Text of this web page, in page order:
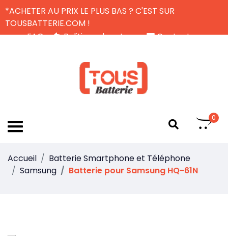
*ACHETER AU PRIX LE PLUS BAS ? C'EST SUR
TOUSBATTERIE.COM !
FAQ
Politique de retour
Contactez-nous
0
Accueil
Batterie Smartphone et Téléphone
Samsung
Batterie pour Samsung HQ-61N